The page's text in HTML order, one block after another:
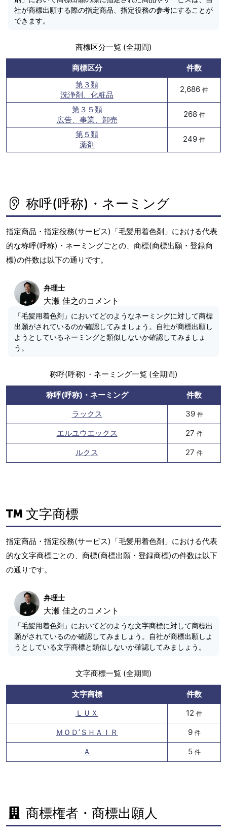
社が商標出願する際の指定商品、指定役務の参考にすることが
できます。
商標区分一覧 (全期間)
商標区分
件数
第３類
洗浄剤、化粧品
2,686 件
第３５類
広告、事業、卸売
268 件
第５類
薬剤
249 件
称呼(呼称)・ネーミング
指定商品・指定役務(サービス)「毛髪用着色剤」における代表
的な称呼(呼称)・ネーミングごとの、商標(商標出願・登録商
標)の件数は以下の通りです。
弁理士
大瀬 佳之のコメント
「毛髪用着色剤」においてどのようなネーミングに対して商標
出願がされているのか確認してみましょう。自社が商標出願し
ようとしているネーミングと類似しないか確認してみましょ
う。
称呼(呼称)・ネーミング一覧 (全期間)
称呼(呼称)・ネーミング
件数
ラックス
39 件
エルユウエックス 27 件
ルクス 27 件
文字商標
指定商品・指定役務(サービス)「毛髪用着色剤」における代表
的な文字商標ごとの、商標(商標出願・登録商標)の件数は以下
の通りです。
弁理士
大瀬 佳之のコメント
「毛髪用着色剤」においてどのような文字商標に対して商標出
願がされているのか確認してみましょう。自社が商標出願しよ
うとしている文字商標と類似しないか確認してみましょう。
文字商標一覧 (全期間)
文字商標
件数
ＬＵＸ
12 件
ＭＯＤ’ＳＨＡＩＲ 9 件
Ａ 5 件
商標権者・商標出願人